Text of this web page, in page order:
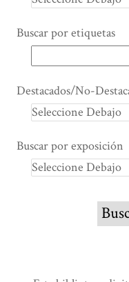
Buscar por etiquetas
Destacados/No-
Buscar por exposición